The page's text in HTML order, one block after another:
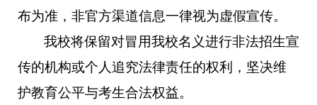
布为准，非官方渠道信息一律视为虚假宣传。
我校将保留对冒用我校名义进行非法招生宣
传的机构或个人追究法律责任的权利，坚决维
护教育公平与考生合法权益。